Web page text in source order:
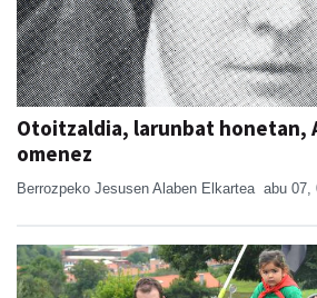
Otoitzaldia, larunbat honetan,
omenez
Berrozpeko Jesusen Alaben Elkartea abu 07,